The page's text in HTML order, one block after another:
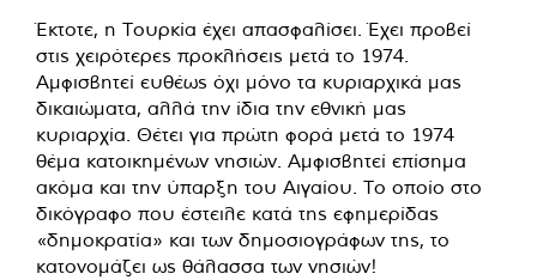
Έκτοτε, η Τουρκία έχει απασφαλίσει. Έχει προβεί
στις χειρότερες προκλήσεις μετά το 1974.
Αμφισβητεί ευθέως όχι μόνο τα κυριαρχικά μας
δικαιώματα, αλλά την ίδια την εθνική μας
κυριαρχία. Θέτει για πρώτη φορά μετά το 1974
θέμα κατοικημένων νησιών. Αμφισβητεί επίσημα
ακόμα και την ύπαρξη του Αιγαίου. Το οποίο στο
δικόγραφο που έστειλε κατά της εφημερίδας
«δημοκρατία» και των δημοσιογράφων της, το
κατονομάζει ως θάλασσα των νησιών!